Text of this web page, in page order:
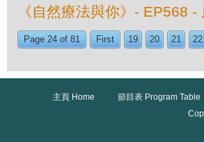
《自然療法與你》- EP568
Page 24 of 81 First 19 20 21 22
主頁 Home 節目表 Program Table